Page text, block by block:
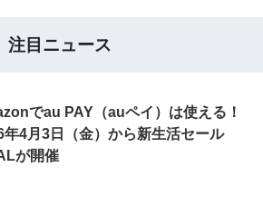
注目ニュース
でau PAY（auペイ）は使える！
年4月3日（金）から新生活セール
が開催